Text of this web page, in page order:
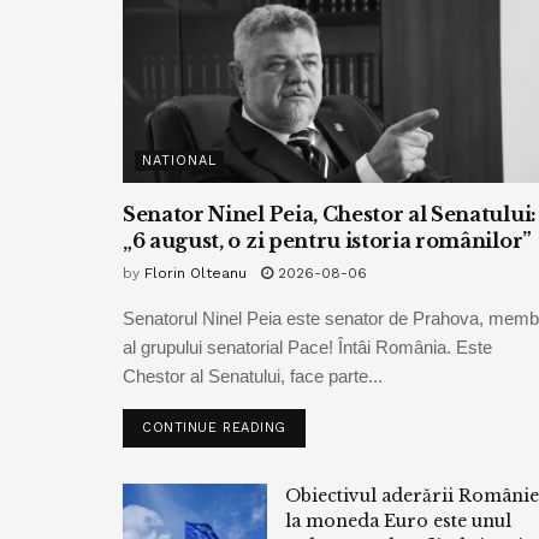
NATIONAL
Senator Ninel Peia, Chestor al Senatului:
„6 august, o zi pentru istoria românilor”
by Florin Olteanu 2026-08-06
Senatorul Ninel Peia este senator de Prahova,
al grupului senatorial Pace! Întâi România. Este
Chestor al Senatului, face parte...
CONTINUE READING
Obiectivul aderării
la moneda Euro este unul